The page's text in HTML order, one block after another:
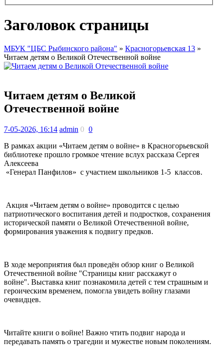
Заголовок страницы
МБУК "ЦБС Рыбинского района" » Красногорьевская 13 »
Читаем детям о Великой Отечественной войне
Читаем детям о Великой
Отечественной войне
7-05-2026, 16:14 admin 0 0
В рамках акции «Читаем детям о войне» в Красногорьевской
библиотеке прошло громкое чтение вслух рассказа Сергея
Алексеева
«Генерал Панфилов» с участием школьников 1-5 классов.
Акция «Читаем детям о войне» проводится с целью
патриотического воспитания детей и подростков, сохранения
исторической памяти о Великой Отечественной войне,
формирования уважения к подвигу предков.
В ходе мероприятия был проведён обзор книг о Великой
Отечественной войне "Страницы книг расскажут о
войне". Выставка книг познакомила детей с тем страшным и
героическим временем, помогла увидеть войну глазами
очевидцев.
Читайте книги о войне! Важно чтить подвиг народа и
передавать память о трагедии и мужестве новым поколениям.